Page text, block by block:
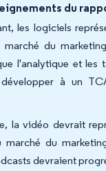
du
les logiciels
du
l'analytique et les
à un
la vidéo devrait
marché du
devraient